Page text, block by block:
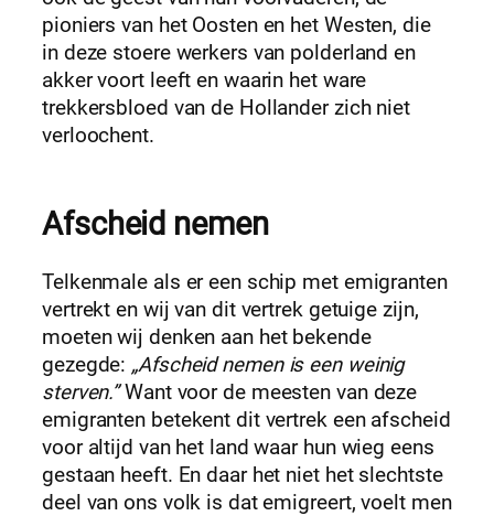
pioniers van het Oosten en het Westen, die
in deze stoere werkers van polderland en
akker voort leeft en waarin het ware
trekkersbloed van de Hollander zich niet
verloochent.
Afscheid nemen
Telkenmale als er een schip met emigranten
vertrekt en wij van dit vertrek getuige zijn,
moeten wij denken aan het bekende
gezegde: „Afscheid nemen is een weinig
sterven.”Want voor de meesten van deze
emigranten betekent dit vertrek een afscheid
voor altijd van het land waar hun wieg eens
gestaan heeft. En daar het niet het slechtste
deel van ons volk is dat emigreert, voelt men